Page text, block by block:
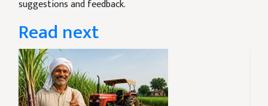
suggestions and feedback.
Read next